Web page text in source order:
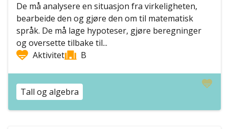
De må analysere en situasjon fra virkeligheten,
bearbeide den og gjøre den om til matematisk
språk. De må lage hypoteser, gjøre beregninger
og oversette tilbake til...
Aktivitet
B
Tall og algebra